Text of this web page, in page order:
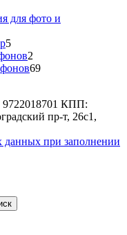
для фото и
55
товаров
2
товара
6969
КПП:
пр-т, 26с1,
данных при заполнении